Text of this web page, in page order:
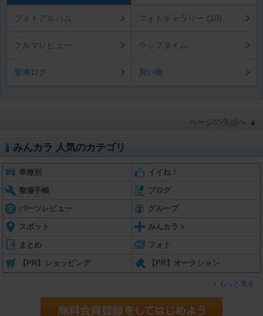
フォトアルバム フォトギャラリー (10)
クルマレビュー ラップタイム
愛車ログ 買い物
ページの先頭へ ▲
みんカラ 人気のカテゴリ
車種別 イイね！
整備手帳 ブログ
パーツレビュー グループ
スポット みんカラ＋
まとめ フォト
【PR】ショッピング 【PR】オークション
もっと見る